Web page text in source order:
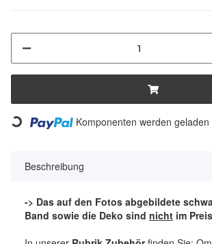
Loading... Komponenten werden geladen
Beschreibung
-> Das auf den Fotos abgebildete
Band sowie die Deko sind nicht im